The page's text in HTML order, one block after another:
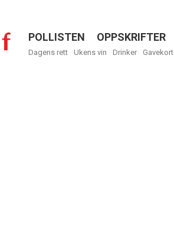
Menu
POLLISTEN OPPSKRIFTER
Dagens rett Ukens vin Drinker Gavekort